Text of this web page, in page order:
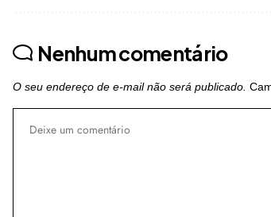
Nenhum comentário
O seu endereço de e-mail não será publicado.